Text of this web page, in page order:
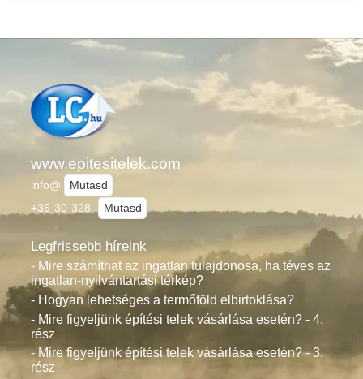
www.epitesitelek.com
info@
Mutasd
+36-30-328-
Mutasd
Legfrissebb híreink
- Mire számíthat az ingatlan tulajdonosa, ha téves az
ingatlan-nyilvántartási térkép?
- Hogyan lehetséges a termőföld elbirtoklása?
- Mire figyeljünk építési telek vásárlása esetén? - 4.
rész
- Mire figyeljünk építési telek vásárlása esetén? - 3.
rész